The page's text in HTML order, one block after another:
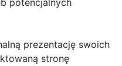
potencjalnych
prezentację swoich
stronę